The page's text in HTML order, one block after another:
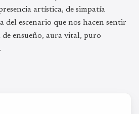
artística, de simpatía
del escenario que nos hacen sentir
de ensueño, aura vital, puro